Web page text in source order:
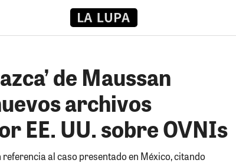
de Maussan
archivos
EE. UU. sobre OVNIs
al caso presentado en México, citando